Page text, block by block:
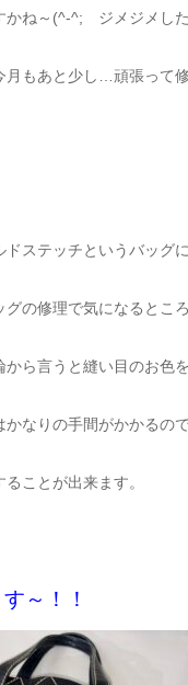
ね～(^-^; ジメジメし
もあと少し…頑張って
ステッチというバッグ
の修理で気になるとこ
ら言うと縫い目のお色
なりの手間がかかるの
ことが出来ます。
～！！